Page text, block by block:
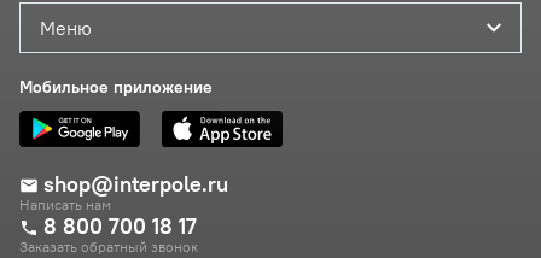
Меню
Мобильное приложение
shop@interpole.ru
Написать нам
8 800 700 18 17
Заказать обратный звонок